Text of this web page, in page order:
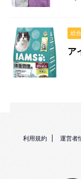
総
ア
利用規約 運営者